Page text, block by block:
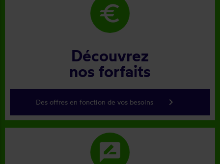
euro
Découvrez
nos forfaits
Des offres en fonction de vos besoins keyboard_arrow_right
rate_review